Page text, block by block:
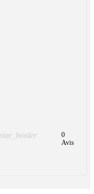
star_border
0
Avis